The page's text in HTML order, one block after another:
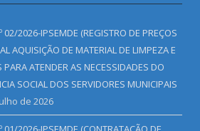
02/2026-IPSEMDE (REGISTRO DE PREÇOS
AQUISIÇÃO DE MATERIAL DE LIMPEZA E
ATENDER AS NECESSIDADES DO
SOCIAL DOS SERVIDORES MUNICIPAIS
de 2026